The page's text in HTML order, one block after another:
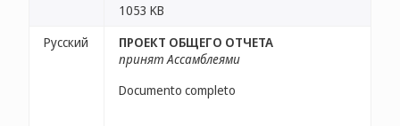
1053 KB
Русский
ПРОЕКТ ОБЩЕГО ОТЧЕТА
принят Ассамблеями
Documento completo